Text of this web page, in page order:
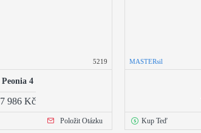
5219
Peonia 4
7 986 Kč
Položit Otázku
MASTERsil
Kup Teď